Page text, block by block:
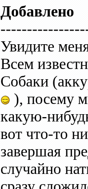
Добавлено
Увидите
Всем
Собаки
), посему
какую-
вот что-то
завершая
случайно